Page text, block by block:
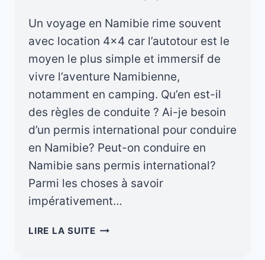
Un voyage en Namibie rime souvent
avec location 4×4 car l’autotour est le
moyen le plus simple et immersif de
vivre l’aventure Namibienne,
notamment en camping. Qu’en est-il
des règles de conduite ? Ai-je besoin
d’un permis international pour conduire
en Namibie? Peut-on conduire en
Namibie sans permis international?
Parmi les choses à savoir
impérativement…
LIRE LA SUITECONDUIRE